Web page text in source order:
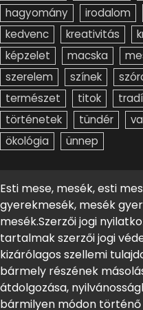
hagyomány
irodalom
kedvenc
kreativitás
képzelet
macska
szerelem
színek
természet
titok
történetek
tündér
ökológia
ünnep
Esti mese, mesék, esti
gyerekmesék, mesék
mesék.Szerzői jogi
tartalmak szerzői jogi
kizárólagos szellemi
bármely részének
átdolgozása,
bármilyen módon